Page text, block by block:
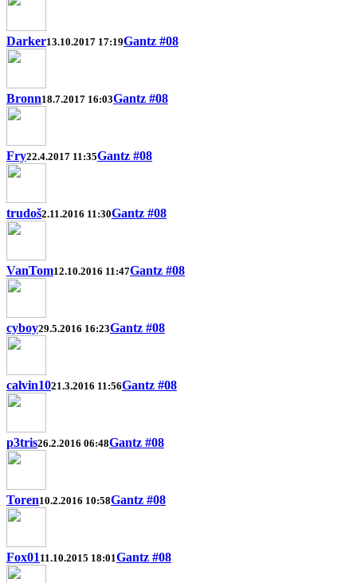
Darker13.10.2017 17:19Gantz #08
Bronn18.7.2017 16:03Gantz #08
Fry22.4.2017 11:35Gantz #08
trudoš2.11.2016 11:30Gantz #08
VanTom12.10.2016 11:47Gantz #08
cyboy29.5.2016 16:23Gantz #08
calvin1021.3.2016 11:56Gantz #08
p3tris26.2.2016 06:48Gantz #08
Toren10.2.2016 10:58Gantz #08
Fox01 11.10.2015 18:01Gantz #08